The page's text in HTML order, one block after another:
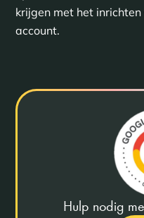
krijgen met het
account.
Hulp nodig